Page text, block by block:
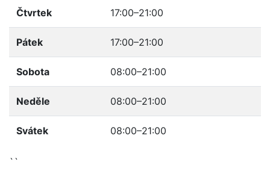
Čtvrtek 17:00–21:00
Pátek 17:00–21:00
Sobota 08:00–21:00
Neděle 08:00–21:00
Svátek 08:00–21:00
``